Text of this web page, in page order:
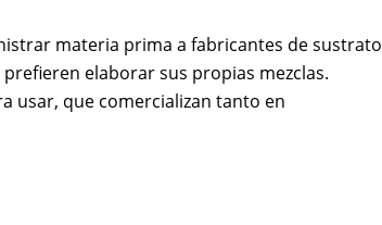
materia prima a fabricantes de sustrato
elaborar sus propias mezclas.
usar, que comercializan tanto en